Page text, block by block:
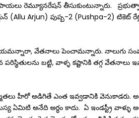
రెమ్యూనరేషన్ తీసుకుంటున్నారు.
(Allu Arjun) పుష్ప-2 (Pushpa-2) టికెట్
వేతనాలు పెంచామన్నారు. నాలుగు
బట్టి, వాళ్ళ కష్టానికి తగ్గ వేతనాలు
హీరో అడిగితే ఎంత ఇవ్వడానికి వెనుకాడరు.
ఏమిటి అనేది అర్ధం కాదు. ఏ ఇండస్ట్రీ